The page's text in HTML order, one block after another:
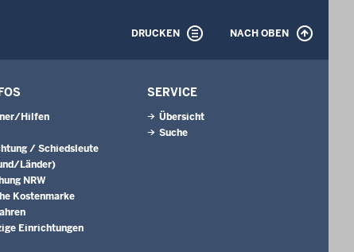
DRUCKEN NACH OBEN
Hilfen
/ Schiedsleute
Länder)
NRW
Kostenmarke
Einrichtungen
SERVICE
Übersicht
Suche